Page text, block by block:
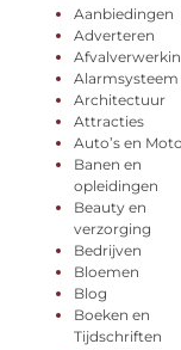
Aanbiedingen
Adverteren
Alarmsysteem
Architectuur
Attracties
Auto’s en
Banen en
opleidingen
Beauty en
verzorging
Bedrijven
Bloemen
Blog
Boeken en
Tijdschriften